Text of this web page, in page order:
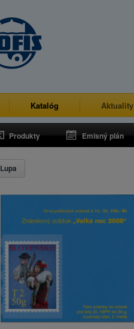
Katalóg Aktuality
Produkty Emisný plán
Lupa